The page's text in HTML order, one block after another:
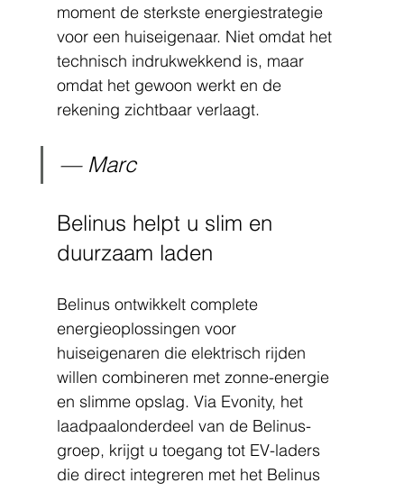
moment de sterkste energiestrategie
voor een huiseigenaar. Niet omdat het
technisch indrukwekkend is, maar
omdat het gewoon werkt en de
rekening zichtbaar verlaagt.
— Marc
Belinus helpt u slim en
duurzaam laden
Belinus ontwikkelt complete
energieoplossingen voor
huiseigenaren die elektrisch rijden
willen combineren met zonne-energie
en slimme opslag. Via Evonity, het
laadpaalonderdeel van de Belinus-
groep, krijgt u toegang tot EV-laders
die direct integreren met het Belinus